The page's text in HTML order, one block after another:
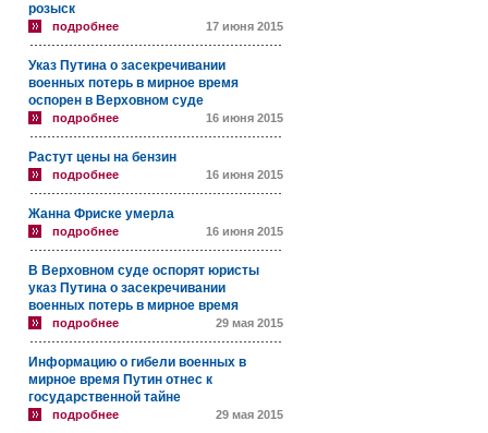
розыск
подробнее 17 июня 2015
Указ Путина о засекречивании
военных потерь в мирное время
оспорен в Верховном суде
подробнее 16 июня 2015
Растут цены на бензин
подробнее 16 июня 2015
Жанна Фриске умерла
подробнее 16 июня 2015
В Верховном суде оспорят юристы
указ Путина о засекречивании
военных потерь в мирное время
подробнее 29 мая 2015
Информацию о гибели военных в
мирное время Путин отнес к
государственной тайне
подробнее 29 мая 2015